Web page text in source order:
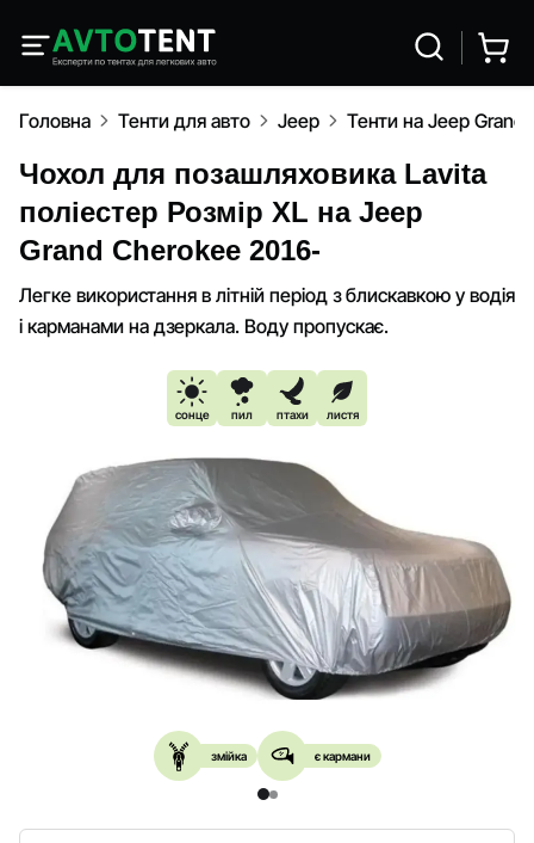
Головна Тенти для авто Jeep Тенти на Jeep Grand
Чохол для позашляховика Lavita
поліестер Розмір XL на Jeep
Grand Cherokee 2016-
Легке використання в літній період з блискавкою у водія
і карманами на дзеркала. Воду пропускає.
сонце пил птахи листя
змійка є кармани